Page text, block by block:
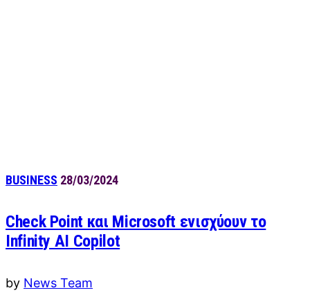
BUSINESS 28/03/2024
Check Point και Microsoft ενισχύουν το
Infinity AI Copilot
by News Team